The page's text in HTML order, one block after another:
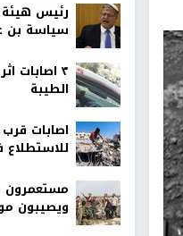
رئيس
سياسة بن
٣
الطيبة
اصابات
مستعمرون
ويصيبون